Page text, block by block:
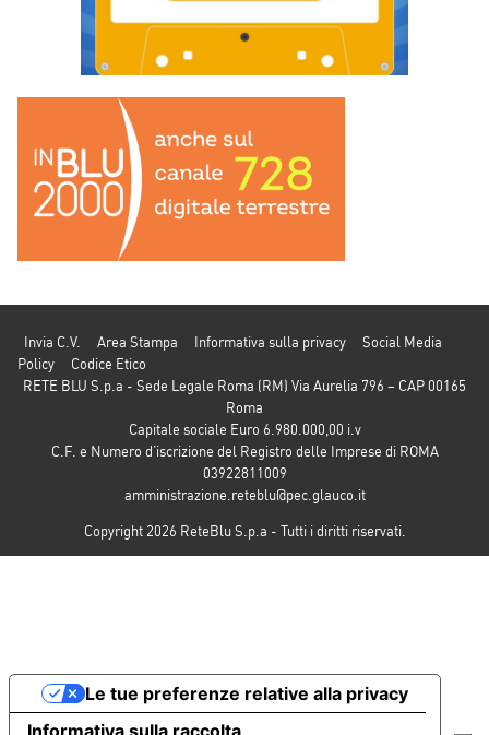
Invia C.V. Area Stampa Informativa sulla privacy
Social Media
Policy
Codice Etico
RETE BLU S.p.a - Sede Legale Roma (RM) Via Aurelia 796 – CAP 00165
Roma
Capitale sociale Euro 6.980.000,00 i.v
C.F. e Numero d’iscrizione del Registro delle Imprese di ROMA
03922811009
amministrazione.reteblu@pec.glauco.it
Copyright 2026 ReteBlu S.p.a - Tutti i diritti riservati.
Informativa sulla raccolta
Le tue preferenze relative alla privacy